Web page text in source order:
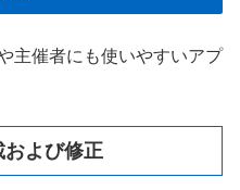
主催者にも使いやすいアプ
よび修正